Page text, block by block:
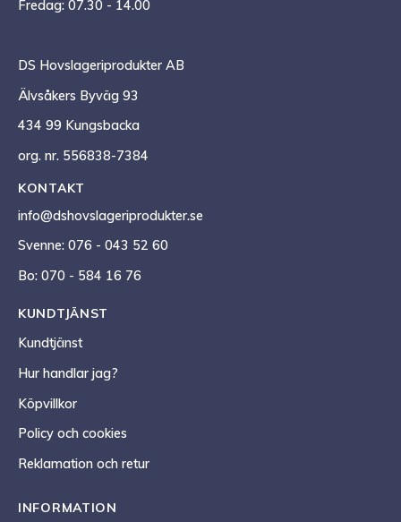
Fredag: 07.30 - 14.00
DS Hovslageriprodukter AB
Älvsåkers Byväg 93
434 99 Kungsbacka
org. nr. 556838-7384
KONTAKT
info@dshovslageriprodukter.se
Svenne: 076 - 043 52 60
Bo: 070 - 584 16 76
KUNDTJÄNST
Kundtjänst
Hur handlar jag?
Köpvillkor
Policy och cookies
Reklamation och retur
INFORMATION